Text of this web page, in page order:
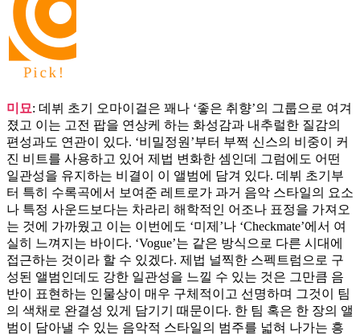
미묘: 데뷔 초기 오마이걸은 꽤나 ‘좋은 취향’의 그룹으로 여겨
졌고 이는 고전 팝을 연상케 하는 화성감과 내추럴한 질감의
편성과도 연관이 있다. ‘비밀정원’부터 부쩍 신스의 비중이 커
진 비트를 사용하고 있어 제법 변화한 셈인데 그럼에도 어떤
일관성을 유지하는 비결이 이 앨범에 담겨 있다. 데뷔 초기부
터 특히 수록곡에서 보여준 레트로가 과거 음악 스타일의 요소
나 특정 사운드보다는 차라리 해학적인 어조나 표정을 가져오
는 것에 가까웠고 이는 이번에도 ‘미제’나 ‘Checkmate’에서 여
실히 느껴지는 바이다. ‘Vogue’는 같은 방식으로 다른 시대에
접근하는 것이라 할 수 있겠다. 제법 널찍한 스펙트럼으로 구
성된 앨범인데도 강한 일관성을 느낄 수 있는 것은 그만큼 음
반이 표현하는 인물상이 매우 구체적이고 선명하며 그것이 팀
의 색채로 완결성 있게 담기기 때문이다. 한 팀 혹은 한 장의 앨
범이 담아낼 수 있는 음악적 스타일의 범주를 넓혀 나가는 흥